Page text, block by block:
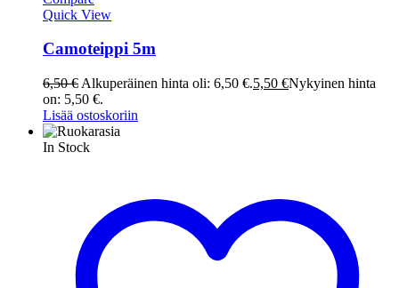
Quick View
Camoteippi 5m
6,50€ Alkuperäinen hinta oli: 6,50 €.5,50 €Nykyinen hinta
on: 5,50 €.
Lisää ostoskoriin
In Stock